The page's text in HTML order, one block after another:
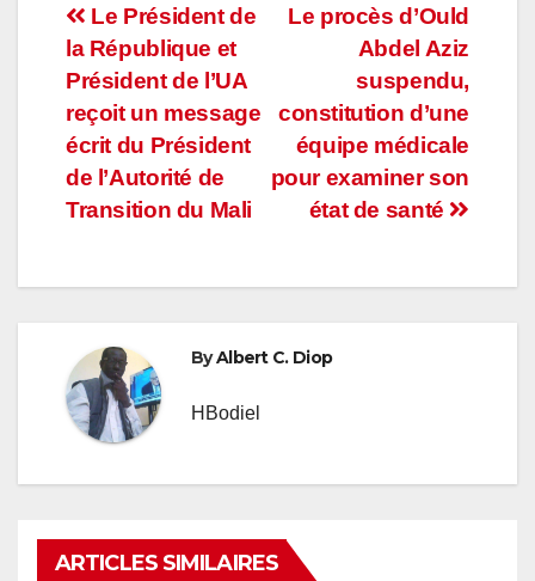
Navigation
de
l’article
Le procès d’Ould
Abdel Aziz
suspendu,
constitution d’une
équipe médicale
pour examiner son
état de santé
Le Président de
la République et
Président de l’UA
reçoit un message
écrit du Président
de l’Autorité de
Transition du Mali
ByAlbert C. Diop
HBodiel
ARTICLES SIMILAIRES